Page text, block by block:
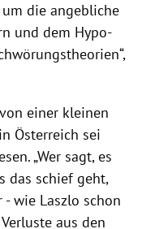
die angebliche
und dem Hypo-
einer kleinen
Österreich sei
„Wer sagt, es
das schief geht,
- wie Laszlo schon
aus den